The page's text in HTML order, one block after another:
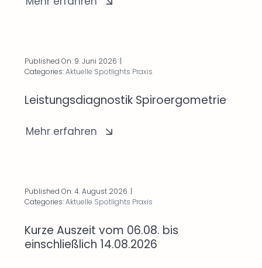
Published On: 9. Juni 2026 |
Categories:Aktuelle Spotlights Praxis
Leistungsdiagnostik Spiroergometrie
Mehr erfahren
Published On: 4. August 2026 |
Categories:Aktuelle Spotlights Praxis
Kurze Auszeit vom 06.08. bis
einschließlich 14.08.2026